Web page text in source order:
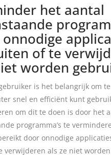
het aantal
of te
worden
is het belangrijk om
snel en efficiënt kunt
om dit te doen is door het
programma’s te
door onnodige
verwijderen als ze niet